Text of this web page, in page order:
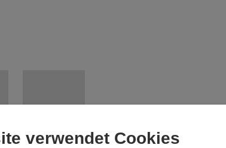
verwendet Cookies